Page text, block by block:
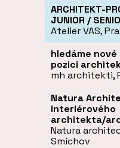
ARCHITEKT-
JUNIOR /
Atelier VAS,
hledáme
pozici
mh architekti,
Natura
interiérového
architekta/
Natura
Smíchov